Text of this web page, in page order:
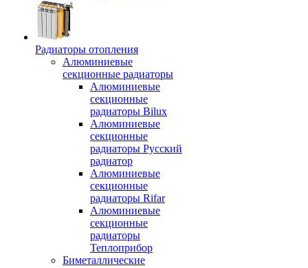
Радиаторы отопления
Алюминиевые
секционные радиаторы
Алюминиевые
секционные
радиаторы Bilux
Алюминиевые
секционные
радиаторы Русский
радиатор
Алюминиевые
секционные
радиаторы Rifar
Алюминиевые
секционные
радиаторы
Теплоприбор
Биметаллические